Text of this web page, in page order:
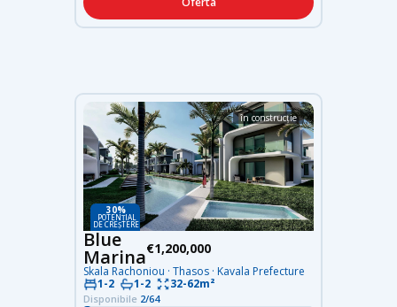
30%
DE CREȘTERE
POTENȚIAL
în construcție
Blue
Marina€1,200,000
Skala Rachoniou · Thasos · Kavala Prefecture
1-2
1-2 32-62m²
Disponibile 2/64